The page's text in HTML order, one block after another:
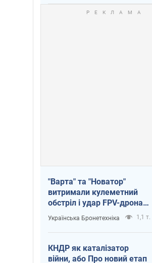
"Варта" та "Новатор"
витримали кулеметний
обстріл і удар FPV-дрона,
врятувавши життя
офіцеру ЗСУ
Українська Бронетехніка 1,1 т.
КНДР як каталізатор
війни, або Про новий етап